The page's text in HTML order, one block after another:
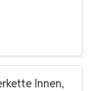
Innen,